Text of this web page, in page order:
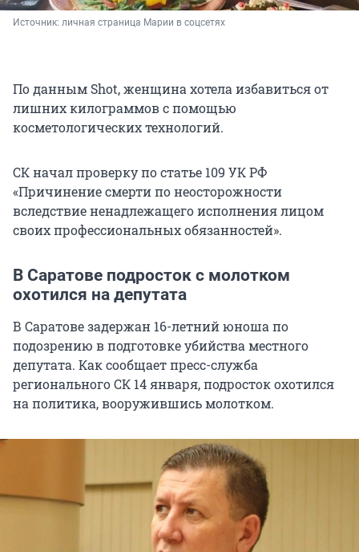
Источник: личная страница Марии в соцсетях
По данным Shot, женщина хотела избавиться от
лишних килограммов с помощью
косметологических технологий.
СК начал проверку по статье 109 УК РФ
«Причинение смерти по неосторожности
вследствие ненадлежащего исполнения лицом
своих профессиональных обязанностей».
В Саратове подросток с молотком
охотился на депутата
В Саратове задержан 16-летний юноша по
подозрению в подготовке убийства местного
депутата. Как сообщает пресс-служба
регионального СК 14 января, подросток охотился
на политика, вооружившись молотком.